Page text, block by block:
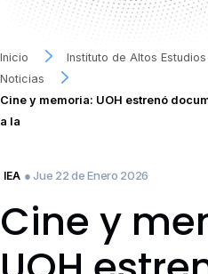
Inicio
Instituto de Altos
Noticias
Cine y memoria: UOH estrenó
a la
IEA ● Jue 22 de Enero 2026
Cine y